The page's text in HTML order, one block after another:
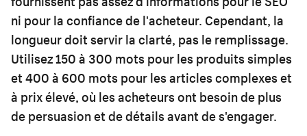
ni pour la confiance de l'acheteur. Cependant, la
longueur doit servir la clarté, pas le remplissage.
Utilisez 150 à 300 mots pour les produits simples
et 400 à 600 mots pour les articles complexes et
à prix élevé, où les acheteurs ont besoin de plus
de persuasion et de détails avant de s'engager.